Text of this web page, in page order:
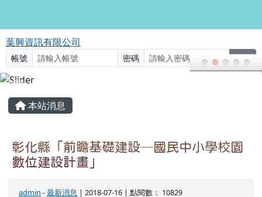
葉興資訊有限公司
帳號 密碼 登入
主內容區域
本站消息
彰化縣「前瞻基礎建設─國民中小學校園
數位建設計畫」
admin -最新消息 | 2018-07-16 | 點閱數： 10829
頁尾區域